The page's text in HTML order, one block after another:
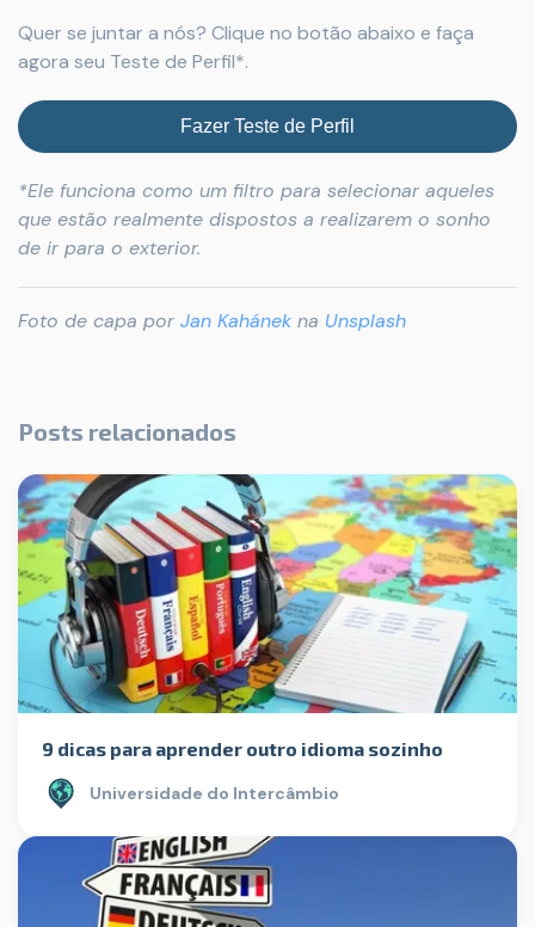
Quer se juntar a nós? Clique no botão abaixo e faça
agora seu Teste de Perfil*.
Fazer Teste de Perfil
*Ele funciona como um filtro para selecionar aqueles
que estão realmente dispostos a realizarem o sonho
de ir para o exterior.
Foto de capa por Jan Kahánek na Unsplash
Posts relacionados
9 dicas para aprender outro idioma sozinho
Universidade do Intercâmbio